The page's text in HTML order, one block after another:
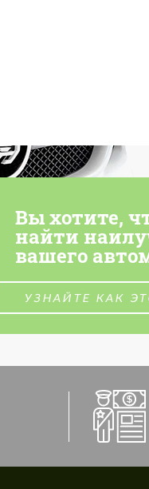
Вы хотите,
найти
вашего
УЗНАЙТЕ КАК